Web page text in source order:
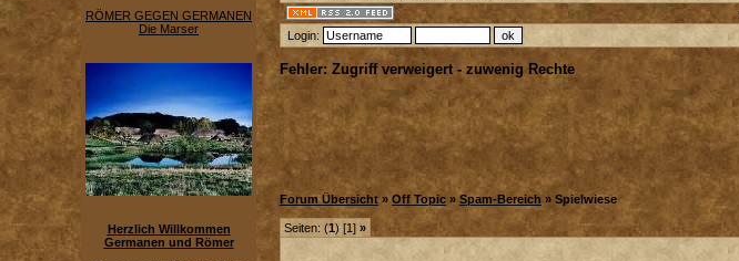
RÖMER GEGEN GERMANEN
Die Marser
Herzlich Willkommen
Germanen und Römer
Login:
Fehler: Zugriff verweigert - zuwenig Rechte
Forum Übersicht » Off Topic » Spam-Bereich » Spielwiese
Seiten: (1) [1] »